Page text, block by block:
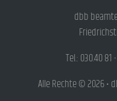
dbb
Tel.: 030.40 81
Alle Rechte © 2026